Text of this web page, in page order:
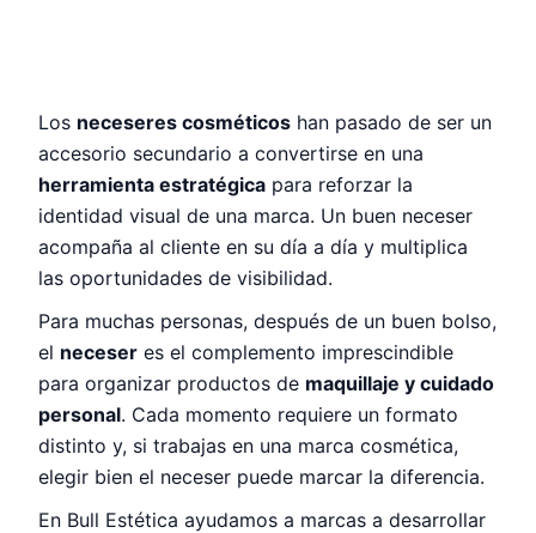
Los neceseres cosméticos han pasado de ser un
accesorio secundario a convertirse en una
herramienta estratégica para reforzar la
identidad visual de una marca. Un buen neceser
acompaña al cliente en su día a día y multiplica
las oportunidades de visibilidad.
Para muchas personas, después de un buen bolso,
el neceser es el complemento imprescindible
para organizar productos de maquillaje y cuidado
personal. Cada momento requiere un formato
distinto y, si trabajas en una marca cosmética,
elegir bien el neceser puede marcar la diferencia.
En Bull Estética ayudamos a marcas a desarrollar